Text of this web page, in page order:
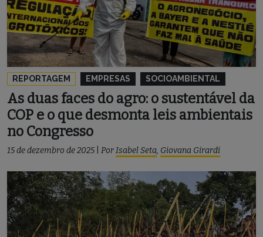
REPORTAGEM EMPRESAS SOCIOAMBIENTAL
As duas faces do agro: o sustentável da
COP e o que desmonta leis ambientais
no Congresso
15 de dezembro de 2025 PorIsabel Seta, Giovana Girardi